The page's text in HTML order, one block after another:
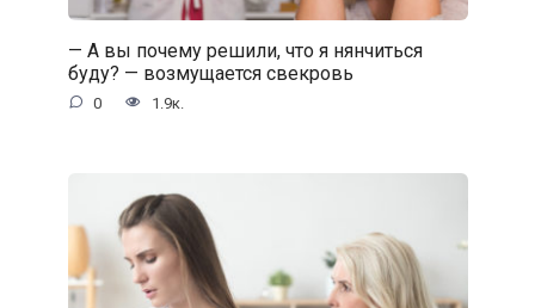
— А вы почему решили, что я нянчиться
буду? — возмущается свекровь
0 1.9к.